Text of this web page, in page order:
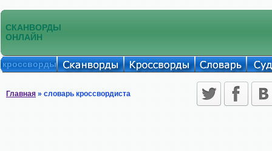
СКАНВОРДЫ
ОНЛАЙН
кроссворды
Главная » словарь кроссвордиста